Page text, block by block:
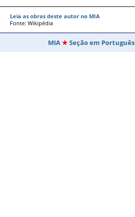
Leia as obras deste autor no MIA
Fonte: Wikipédia
MIA Seção em Português